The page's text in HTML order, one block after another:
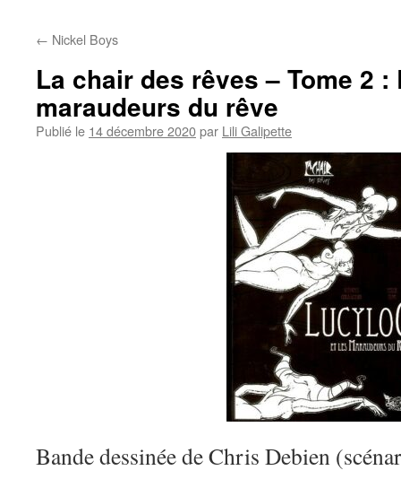
contenu
← Nickel Boys
La chair des rêves – Tome 2
maraudeurs du rêve
Publié le 14 décembre 2020par Lili Galipette
Bande dessinée de Chris Debien